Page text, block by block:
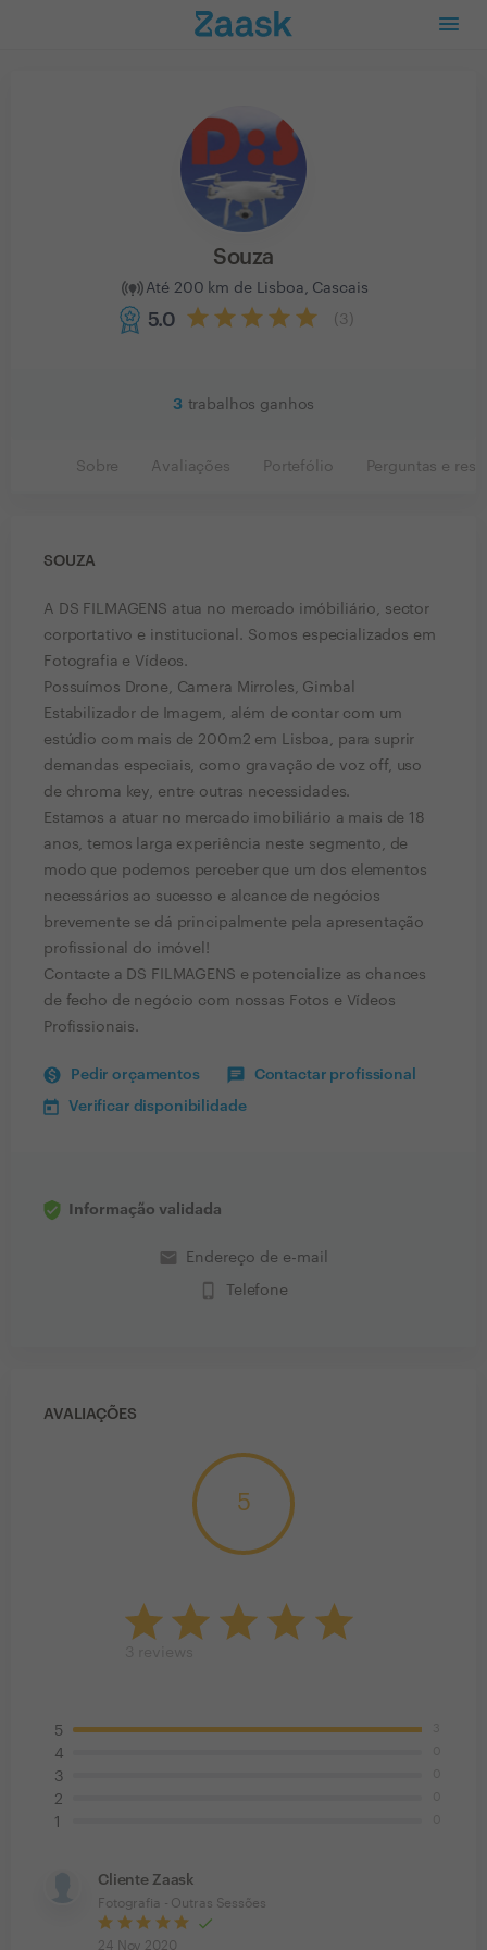
Souza
Até 200 km de Lisboa, Cascais
5.0 3
3 trabalhos ganhos
Sobre Avaliações Portefólio Perguntas e
SOUZA
A DS FILMAGENS atua no mercado imóbiliário, sector
corportativo e institucional. Somos especializados em
Fotografia e Vídeos.
Possuímos Drone, Camera Mirroles, Gimbal
Estabilizador de Imagem, além de contar com um
estúdio com mais de 200m2 em Lisboa, para suprir
demandas especiais, como gravação de voz off, uso
de chroma key, entre outras necessidades.
Estamos a atuar no mercado imobiliário a mais de 18
anos, temos larga experiência neste segmento, de
modo que podemos perceber que um dos elementos
necessários ao sucesso e alcance de negócios
brevemente se dá principalmente pela apresentação
profissional do imóvel!
Contacte a DS FILMAGENS e potencialize as chances
de fecho de negócio com nossas Fotos e Vídeos
Profissionais.
Pedir orçamentos Contactar profissional
Verificar disponibilidade
Informação validada
email Endereço de e-mail
phone_iphone Telefone
AVALIAÇÕES
5
5
4
3
2
1
Cliente Zaask
Fotografia - Outras Sessões
24 Nov 2020